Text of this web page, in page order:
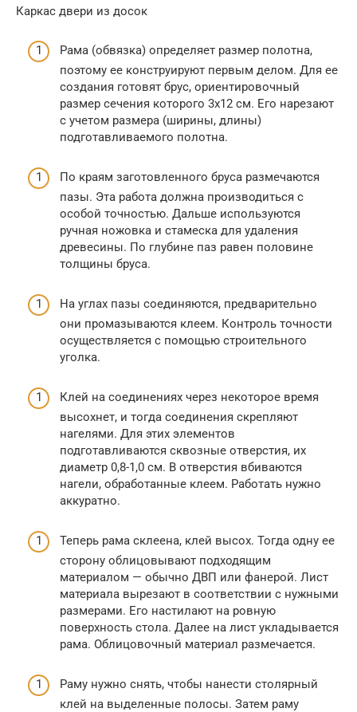
Каркас двери из досок
Рама (обвязка) определяет размер полотна,
поэтому ее конструируют первым делом. Для ее
создания готовят брус, ориентировочный
размер сечения которого 3х12 см. Его нарезают
с учетом размера (ширины, длины)
подготавливаемого полотна.
По краям заготовленного бруса размечаются
пазы. Эта работа должна производиться с
особой точностью. Дальше используются
ручная ножовка и стамеска для удаления
древесины. По глубине паз равен половине
толщины бруса.
На углах пазы соединяются, предварительно
они промазываются клеем. Контроль точности
осуществляется с помощью строительного
уголка.
Клей на соединениях через некоторое время
высохнет, и тогда соединения скрепляют
нагелями. Для этих элементов
подготавливаются сквозные отверстия, их
диаметр 0,8-1,0 см. В отверстия вбиваются
нагели, обработанные клеем. Работать нужно
аккуратно.
Теперь рама склеена, клей высох. Тогда одну ее
сторону облицовывают подходящим
материалом — обычно ДВП или фанерой. Лист
материала вырезают в соответствии с нужными
размерами. Его настилают на ровную
поверхность стола. Далее на лист укладывается
рама. Облицовочный материал размечается.
Раму нужно снять, чтобы нанести столярный
клей на выделенные полосы. Затем раму